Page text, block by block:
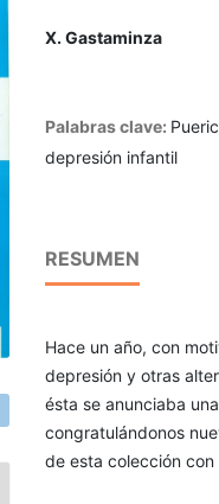
X. Gastaminza
Palabras clave:
depresión infantil
RESUMEN
Hace un año, con
depresión y otras
ésta se anunciaba
congratulándonos
de esta colección